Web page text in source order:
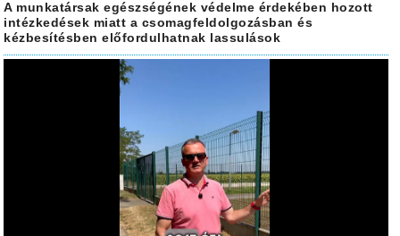
A munkatársak egészségének védelme érdekében hozott
intézkedések miatt a csomagfeldolgozásban és
kézbesítésben előfordulhatnak lassulások